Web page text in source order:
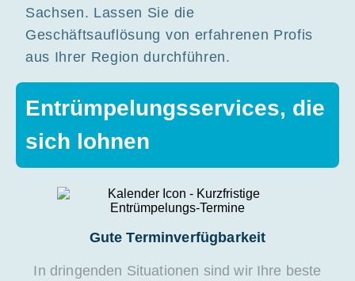
Sachsen. Lassen Sie die
Geschäftsauflösung von erfahrenen Profis
aus Ihrer Region durchführen.
Entrümpelungsservices, die
sich lohnen
Gute Terminverfügbarkeit
In dringenden Situationen sind wir Ihre beste